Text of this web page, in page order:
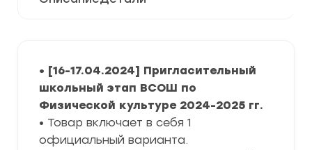
• [16-17.04.2024] Пригласительный
школьный этап ВСОШ по
Физической культуре 2024-2025 гг.
• Товар включает в себя 1
официальный варианта.